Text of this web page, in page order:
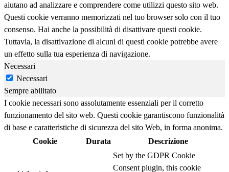
aiutano ad analizzare e comprendere come utilizzi questo sito web.
Questi cookie verranno memorizzati nel tuo browser solo con il tuo
consenso. Hai anche la possibilità di disattivare questi cookie.
Tuttavia, la disattivazione di alcuni di questi cookie potrebbe avere
un effetto sulla tua esperienza di navigazione.
Necessari
Necessari
Sempre abilitato
I cookie necessari sono assolutamente essenziali per il corretto
funzionamento del sito web. Questi cookie garantiscono funzionalità
di base e caratteristiche di sicurezza del sito Web, in forma anonima.
Cookie
Durata Descrizione
Set by the GDPR Cookie
Consent plugin, this cookie